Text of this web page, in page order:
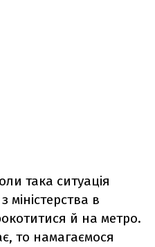
така ситуація
міністерства в
й на метро.
то намагаємося